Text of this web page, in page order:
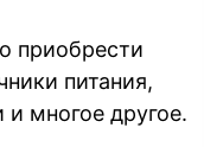
приобрести
питания,
многое другое.